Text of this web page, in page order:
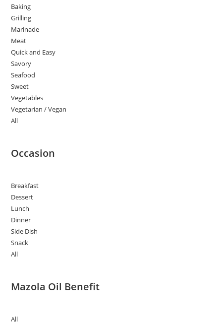
Baking
Grilling
Marinade
Meat
Quick and Easy
Savory
Seafood
Sweet
Vegetables
Vegetarian / Vegan
All
Occasion
Breakfast
Dessert
Lunch
Dinner
Side Dish
Snack
All
Mazola Oil Benefit
All